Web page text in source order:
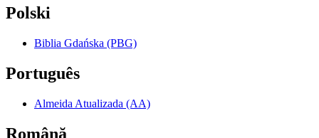
Polski
Biblia Gdańska (PBG)
Português
Almeida Atualizada (AA)
Română